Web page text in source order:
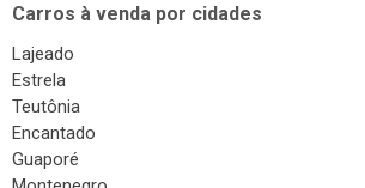
Carros à venda por cidades
Lajeado
Estrela
Teutônia
Encantado
Guaporé